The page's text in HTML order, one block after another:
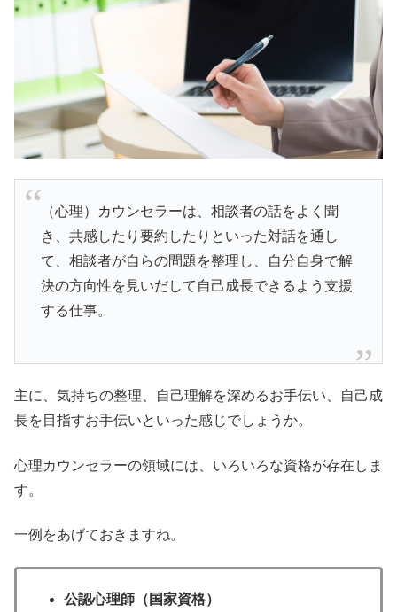
（心理）カウンセラーは、相談者の話をよく聞
き、共感したり要約したりといった対話を通し
て、相談者が自らの問題を整理し、自分自身で解
決の方向性を見いだして自己成長できるよう支援
する仕事。
主に、気持ちの整理、自己理解を深めるお手伝い、自己成
長を目指すお手伝いといった感じでしょうか。
心理カウンセラーの領域には、いろいろな資格が存在しま
す。
一例をあげておきますね。
公認心理師（国家資格）